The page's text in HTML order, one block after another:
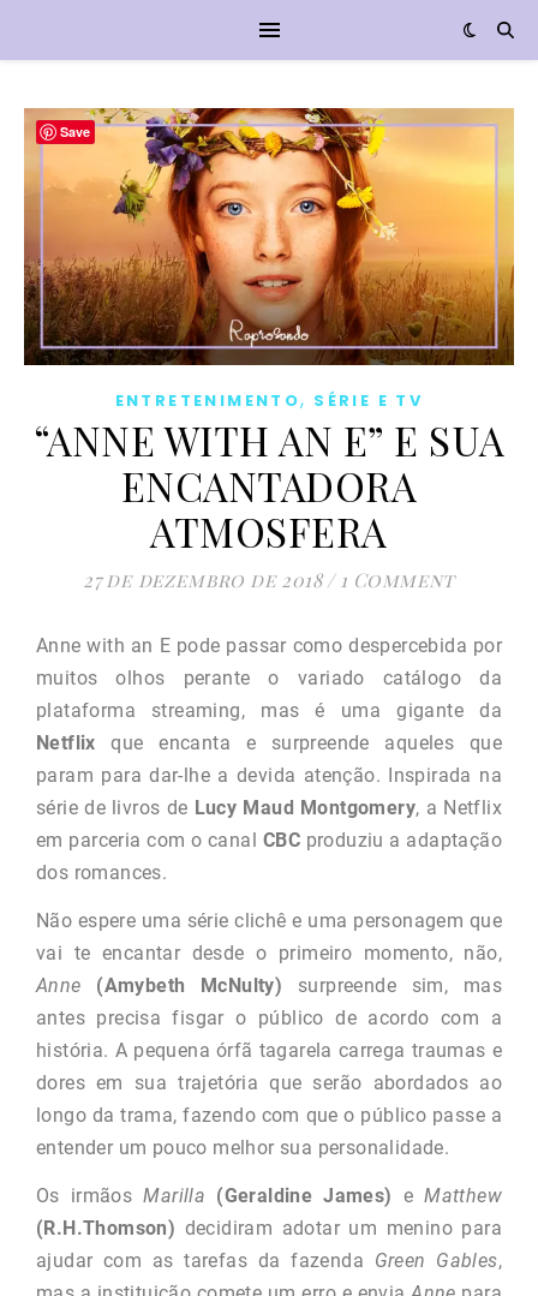
ENTRETENIMENTO, SÉRIE E TV
“ANNE WITH AN E” E SUA
ENCANTADORA
ATMOSFERA
27 de dezembro de 2018 / 1 Comment
Anne with an E pode passar como despercebida por
muitos olhos perante o variado catálogo da
plataforma streaming, mas é uma gigante da
Netflix que encanta e surpreende aqueles que
param para dar-lhe a devida atenção. Inspirada na
série de livros de Lucy Maud Montgomery, a Netflix
em parceria com o canal CBCproduziu a adaptação
dos romances.
Não espere uma série clichê e uma personagem que
vai te encantar desde o primeiro momento, não,
Anne (Amybeth McNulty) surpreende sim, mas
antes precisa fisgar o público de acordo com a
história. A pequena órfã tagarela carrega traumas e
dores em sua trajetória que serão abordados ao
longo da trama, fazendo com que o público passe a
entender um pouco melhor sua personalidade.
Os irmãosMarilla (Geraldine James) eMatthew
(R.H.Thomson) decidiram adotar um menino para
ajudar com as tarefas da fazenda Green Gables,
Save